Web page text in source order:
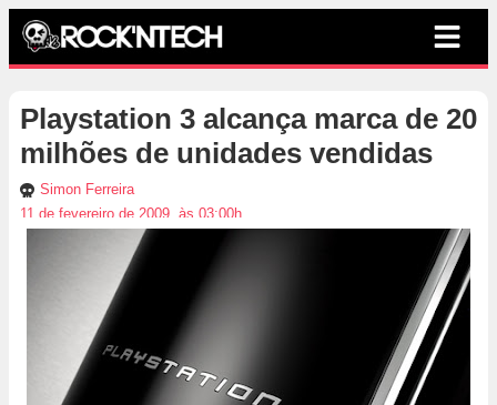
Playstation 3 alcança marca de 20
milhões de unidades vendidas
Simon Ferreira
11 de fevereiro de 2009, às 03:00h